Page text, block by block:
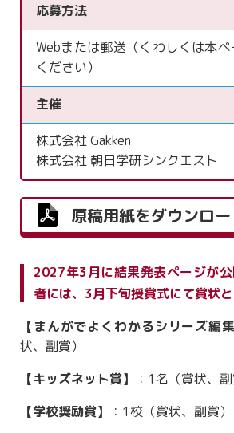
応募方法
Webまたは郵送（くわしくは本
ください）
主催
株式会社 Gakken
株式会社 朝日学研シンクエスト
原稿用紙をダウンロ
2027年3月に結果発表ページが
者には、3月下旬授賞式にて賞状
【まんがでよくわかるシリーズ編集
状、副賞）
【キッズネット賞】
：1名（賞状、副
【学校奨励賞】
：1校（賞状、副賞）